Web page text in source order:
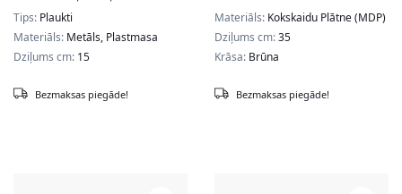
Tips: Plaukti
Materiāls: Metāls, Plastmasa
Dziļums cm: 15
Bezmaksas piegāde!
Materiāls: Kokskaidu Plātne (MDP)
Dziļums cm:35
Krāsa: Brūna
Bezmaksas piegāde!